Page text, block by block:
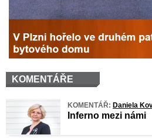
KOMENTÁŘE
KOMENTÁŘ: Daniela
Inferno mezi námi